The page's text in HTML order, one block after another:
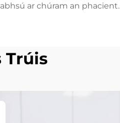
ar chúram an phacient.
Trúis